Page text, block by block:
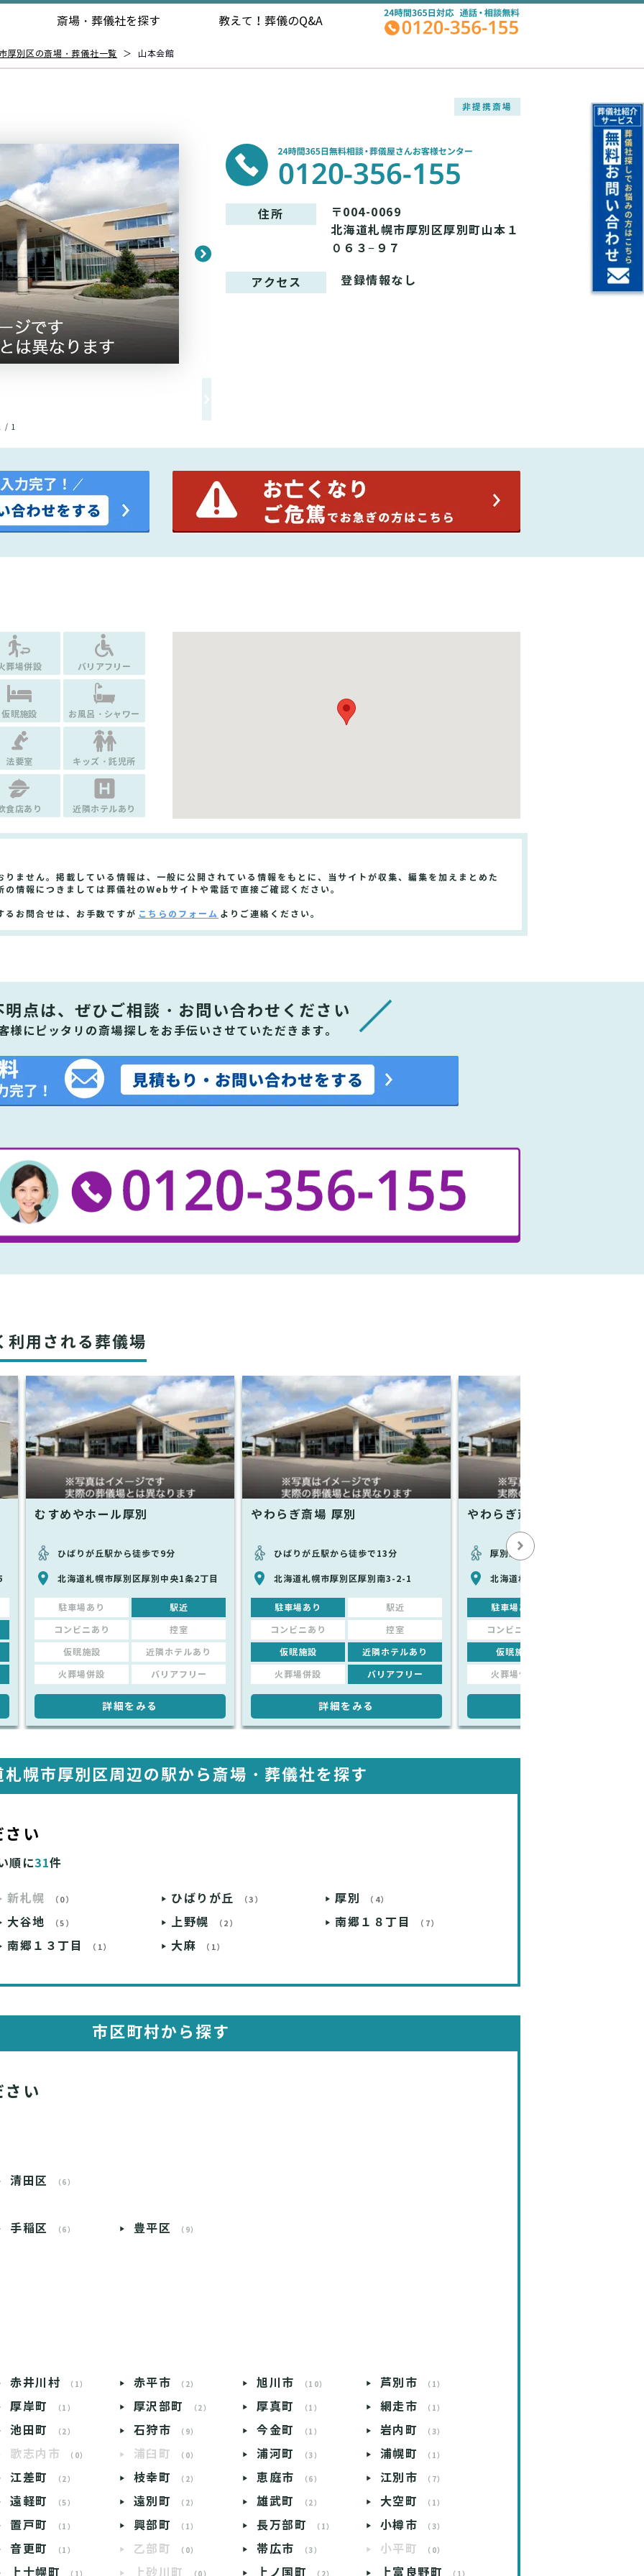
斎場・葬儀社を探す 教えて！ 葬儀のQ&A
厚別区の斎場・葬儀社一覧 ＞ 山本会館
非提携斎場
/ 1
住所
〒004-0069
北海道札幌市厚別区厚別町山本１
０６３−９７
アクセス 登録情報なし
葬場併設 バリアフリー
仮眠施設 お風呂・シャワー
法要室 キッズ・託児所
食店あり 近隣ホテルあり
ません。掲載している情報は、一般に公開されている情報をもとに、当サイトが収集、編集を加えまとめた
情報につきましては葬儀社のWebサイトや電話で直接ご確認ください。
るお問合せは、お手数ですが こちらのフォーム よりご連絡ください。
明点は、ぜひ ご相談・お問い合わせください
様にピッタリの斎場探しをお手伝いさせていただきます。
利用される葬儀場
むすめやホール厚別
ひばりが丘駅から徒歩で9分
北海道札幌市厚別区厚別中央1条2丁目
駐車場あり 駅近
コンビニあり 控室
仮眠施設 近隣ホテルあり
火葬場併設 バリアフリー
詳細をみる
やわらぎ斎場 厚別
ひばりが丘駅から徒歩で13分
北海道札幌市厚別区厚別南3-2-1
駐車場あり 駅近
コンビニあり 控室
仮眠施設 近隣ホテルあり
火葬場併設 バリアフリー
詳細をみる
やわらぎ斎場 厚別西
厚別駅から徒歩で18分
北海道札幌市厚別区厚別西5条4-1-
駐車場あり
コンビニあり
仮眠施設
火葬場併設
札幌市厚別区周辺の駅から 斎場・葬儀社を探す
い
順に31件
新札幌 （0） ひばりが丘 （3） 厚別 （4）
大谷地 （5） 上野幌 （2） 南郷１８丁目 （7）
南郷１３丁目 （1） 大麻 （1）
市区町村から探す
い
清田区 （6）
手稲区 （6） 豊平区 （9）
赤井川村 （1） 赤平市 （2） 旭川市 （10） 芦別市 （1）
厚岸町 （1） 厚沢部町 （2） 厚真町 （1） 網走市 （1）
池田町 （2） 石狩市 （9） 今金町 （1） 岩内町 （3）
歌志内市 （0） 浦臼町 （0） 浦河町 （3） 浦幌町 （1）
江差町 （2） 枝幸町 （2） 恵庭市 （6） 江別市 （7）
遠軽町 （5） 遠別町 （2） 雄武町 （2） 大空町 （1）
置戸町 （1） 興部町 （1） 長万部町 （1） 小樽市 （3）
音更町 （1） 乙部町 （0） 帯広市 （3） 小平町 （0）
上士幌町 上砂川町 上ノ国町 上富良野町